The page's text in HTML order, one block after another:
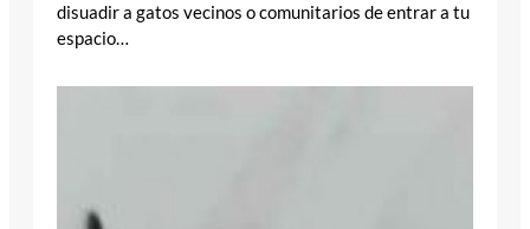
disuadir a gatos vecinos o comunitarios de entrar a tu
espacio…